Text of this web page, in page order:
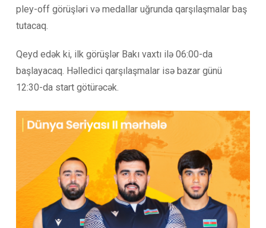
pley-off görüşləri və medallar uğrunda qarşılaşmalar baş
tutacaq.
Qeyd edək ki, ilk görüşlər Bakı vaxtı ilə 06:00-da
başlayacaq. Həlledici qarşılaşmalar isə bazar günü
12:30-da start götürəcək.